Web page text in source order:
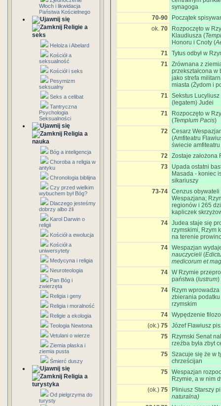
Włoch i likwidacja
Państwa Kościelnego
Religie a
seks
Heloiza i Abelard
Kościół a
seksualność
Kościół i seks
Pesymizm
seksualny
Seks a celibat
Tantryczna
Psychologia
Seksualności
Religia a
nauka
Bóg a inteligencja
Choroba a religia w
antyku
Chronologia biblijna
Czy przed wielkim
wybuchem był Bóg?
Dlaczego jesteśmy
dobrzy albo źli
Karol Darwin o
religii
Kościół a ewolucja
Kościół a
uniwersytety
Medycyna i religia
Neuroteologia
Pan Bóg i
zwierzęta
Religia i geny
Religia i moralność
Religie a ekologia
Teologia Newtona
Vetulani o wierze
Ziemia płaska i
ziemia pusta
Śmierć duszy
Religia a
turystyka
Od pielgrzyma do
turysty
synagoga
70-90
Początek
ok. 70
Rozpoczęto w
Klaudiusza (
Honoru i Cnoty (
71 Tytus odbył w
71 Zrównana z
przekształcona
jako strefa
miasta (Żydom i
71 Sekstus
(legatem) Judei
71
Rozpoczęto w
(Templum Pacis)
72 Cesarz
(Amfiteatru
świecie amfiteatru
72 Zostaje założona
73
Upada ostatni
Masada - koniec
sikariuszy
73-74 Cenzus
Wespazjana;
regionów i 265
kapliczek
74 Judea staje się
rzymskimi, Rzym
na terenie
74 Wespazjan
nauczycieli (
medicorum et
74 W Rzymie
państwa (lustrum)
74
Rzym wprowadza
zbierania
rzymskim
74 Wypędzenie
(ok.) 75 Józef Flawiusz
75
Rzymski Senat
rzeźba była zbyt
75 Szacuje się że w
chrześcijan
75 Wespazjan
Rzymie, a w nim
(ok.) 75
Pliniusz Starszy
naturalna)